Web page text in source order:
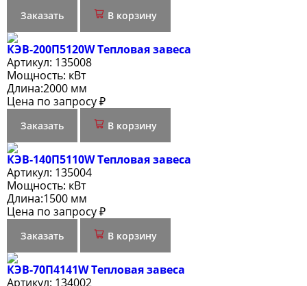
Заказать В корзину
КЭВ-200П5120W Тепловая завеса
Артикул: 135008
Мощность: кВт
Длина:2000 мм
Цена по запросу ₽
Заказать В корзину
КЭВ-140П5110W Тепловая завеса
Артикул: 135004
Мощность: кВт
Длина:1500 мм
Цена по запросу ₽
Заказать В корзину
КЭВ-70П4141W Тепловая завеса
Артикул: 134002